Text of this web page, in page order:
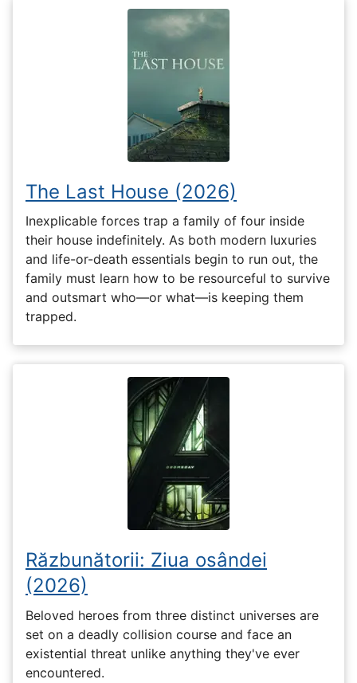
The Last House (2026)
Inexplicable forces trap a family of four inside
their house indefinitely. As both modern luxuries
and life-or-death essentials begin to run out, the
family must learn how to be resourceful to survive
and outsmart who—or what—is keeping them
trapped.
Răzbunătorii: Ziua osândei
(2026)
Beloved heroes from three distinct universes are
set on a deadly collision course and face an
existential threat unlike anything they've ever
encountered.